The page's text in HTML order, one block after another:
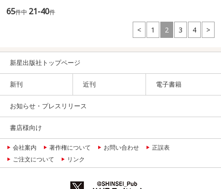
65件中 21-40件
< 1 2 3 4 >
新星出版社トップページ
新刊 近刊 電子書籍
お知らせ・プレスリリース
書店様向け
会社案内 著作権について お問い合わせ
正誤表
ご注文について
リンク